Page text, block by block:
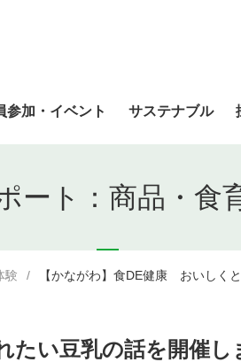
参加・イベント サステナブル
ート：商品・食
験 【かながわ】食DE健康 おいしく
たい豆乳の話を開催し